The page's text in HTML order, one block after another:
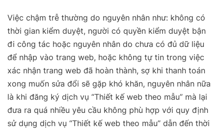
Việc chậm trễ thường do nguyên nhân như: không có
thời gian kiểm duyệt, người có quyền kiểm duyệt bận
đi công tác hoặc nguyên nhân do chưa có đủ dữ liệu
để nhập vào trang web, hoặc không tự tin trong việc
xác nhận trang web đã hoàn thành, sợ khi thanh toán
xong muốn sửa đổi sẽ gặp khó khăn, nguyên nhân nữa
là khi đăng ký dịch vụ “Thiết kế web theo mẫu” mà lại
đưa ra quá nhiều yêu cầu không phù hợp với quy định
sử dụng dịch vụ “Thiết kế web theo mẫu” dẫn đến thời